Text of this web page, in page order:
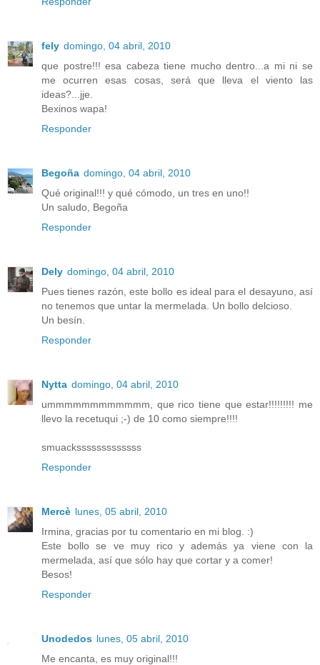
fely domingo, 04 abril, 2010
que postre!!! esa cabeza tiene mucho dentro...a mi ni se
me ocurren esas cosas, será que lleva el viento las
ideas?...jje.
Bexinos wapa!
Responder
Begoña domingo, 04 abril, 2010
Qué original!!! y qué cómodo, un tres en uno!!
Un saludo, Begoña
Responder
Dely domingo, 04 abril, 2010
Pues tienes razón, este bollo es ideal para el desayuno, así
no tenemos que untar la mermelada. Un bollo delcioso.
Un besín.
Responder
Nytta domingo, 04 abril, 2010
ummmmmmmmmmmm, que rico tiene que estar!!!!!!!!! me
llevo la recetuqui ;-) de 10 como siempre!!!!
smuacksssssssssssss
Responder
Mercè lunes, 05 abril, 2010
Irmina, gracias por tu comentario en mi blog. :)
Este bollo se ve muy rico y además ya viene con la
mermelada, así que sólo hay que cortar y a comer!
Besos!
Responder
Unodedos lunes, 05 abril, 2010
Me encanta, es muy original!!!